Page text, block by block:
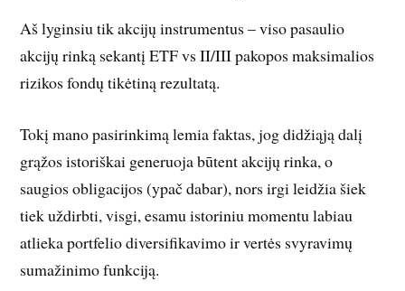
Aš lyginsiu tik akcijų instrumentus – viso pasaulio
akcijų rinką sekantį ETF vs II/III pakopos maksimalios
rizikos fondų tikėtiną rezultatą.
Tokį mano pasirinkimą lemia faktas, jog didžiąją dalį
grąžos istoriškai generuoja būtent akcijų rinka, o
saugios obligacijos (ypač dabar), nors irgi leidžia šiek
tiek uždirbti, visgi, esamu istoriniu momentu labiau
atlieka portfelio diversifikavimo ir vertės svyravimų
sumažinimo funkciją.